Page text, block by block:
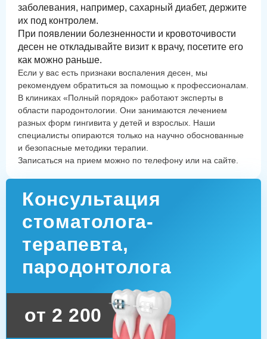
заболевания, например, сахарный диабет, держите
их под контролем.
При появлении болезненности и кровоточивости
десен не откладывайте визит к врачу, посетите его
как можно раньше.
Если у вас есть признаки воспаления десен, мы
рекомендуем обратиться за помощью к профессионалам.
В клиниках «Полный порядок» работают эксперты в
области пародонтологии. Они занимаются лечением
разных форм гингивита у детей и взрослых. Наши
специалисты опираются только на научно обоснованные
и безопасные методики терапии.
Записаться на прием можно по телефону или на сайте.
Консультация
стоматолога-
терапевта,
пародонтолога
от 2 200